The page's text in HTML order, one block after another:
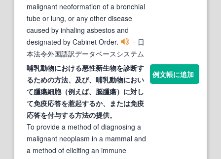
malignant neoformation of a bronchial
tube or lung, or any other disease
caused by inhaling asbestos and
designated by Cabinet Order.
- 日
本法令外国語訳データベースシステム
哺乳動物における悪性新生物を診断す
るための方法、及び、哺乳動物におい
て腫瘍細胞（例えば、脳腫瘍）に対し
て免疫応答を惹起するか、または免疫
応答を付与する方法の提供。
To provide a method of diagnosing a
malignant neoplasm in a mammal and
a method of eliciting an immune
例文帳に追加